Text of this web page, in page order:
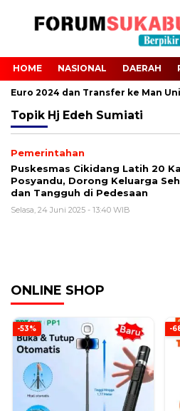
HOME NASIONAL DAERAH
Euro 2024 dan Transfer ke Man
Topik Hj Edeh Sumiati
Pemerintahan
Puskesmas Cikidang Latih 20
Posyandu, Dorong Keluarga
dan Tangguh di Pedesaan
Selasa, 24 Juni 2025 - 13:40 WIB
ONLINE SHOP
-53% -